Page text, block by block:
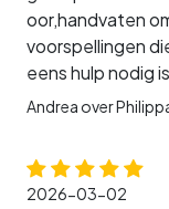
oor,handvaten
voorspellingen
eens hulp nodig
Andrea over
2026-03-02